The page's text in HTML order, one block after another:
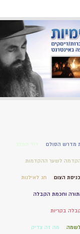
מדרש הסולם דוד המלך
לשער ההקדמות
הצום חג לאילנות
וחכמת הקבלה
בקריות
מה זה צדיק